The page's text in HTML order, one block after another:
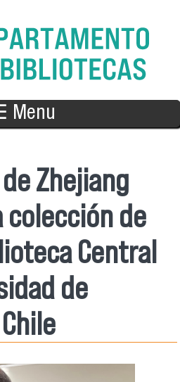
Menu
Zhejiang
colección de
Central
de